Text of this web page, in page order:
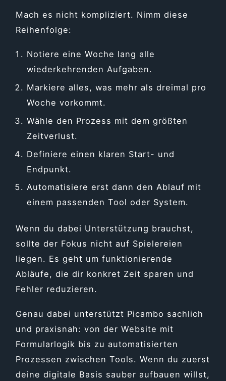
Mach es nicht kompliziert. Nimm diese
Reihenfolge:
Notiere eine Woche lang alle
wiederkehrenden Aufgaben.
Markiere alles, was mehr als dreimal pro
Woche vorkommt.
Wähle den Prozess mit dem größten
Zeitverlust.
Definiere einen klaren Start- und
Endpunkt.
Automatisiere erst dann den Ablauf mit
einem passenden Tool oder System.
Wenn du dabei Unterstützung brauchst,
sollte der Fokus nicht auf Spielereien
liegen. Es geht um funktionierende
Abläufe, die dir konkret Zeit sparen und
Fehler reduzieren.
Genau dabei unterstützt Picambo sachlich
und praxisnah: von der Website mit
Formularlogik bis zu automatisierten
Prozessen zwischen Tools. Wenn du zuerst
deine digitale Basis sauber aufbauen willst,